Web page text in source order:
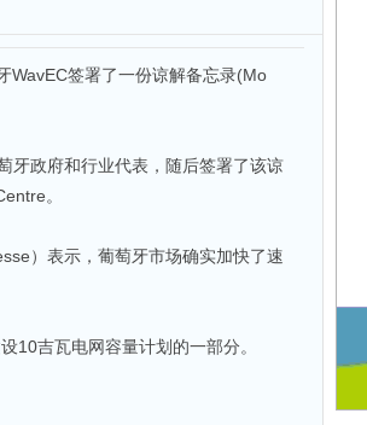
WavEC签署了一份谅解备忘录(Mo
牙政府和行业代表，随后签署了该谅
。
）表示，葡萄牙市场确实加快了速
10吉瓦电网容量计划的一部分。